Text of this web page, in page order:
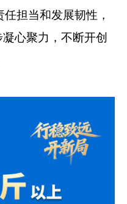
担当和发展韧性，
心聚力，不断开创